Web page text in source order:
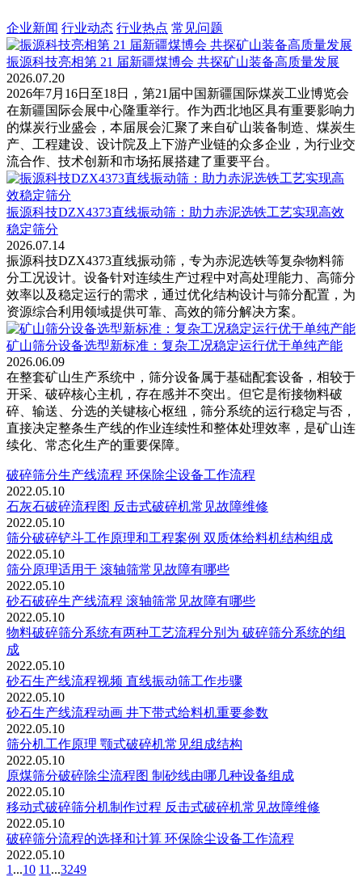
企业新闻 行业动态 行业热点 常见问题
振源科技亮相第 21 届新疆煤博会 共探矿山装备高质量发展
2026.07.20
2026年7月16日至18日，第21届中国新疆国际煤炭工业博览会
在新疆国际会展中心隆重举行。作为西北地区具有重要影响力
的煤炭行业盛会，本届展会汇聚了来自矿山装备制造、煤炭生
产、工程建设、设计院及上下游产业链的众多企业，为行业交
流合作、技术创新和市场拓展搭建了重要平台。
振源科技DZX4373直线振动筛：助力赤泥选铁工艺实现高效
稳定筛分
2026.07.14
振源科技DZX4373直线振动筛，专为赤泥选铁等复杂物料筛
分工况设计。设备针对连续生产过程中对高处理能力、高筛分
效率以及稳定运行的需求，通过优化结构设计与筛分配置，为
资源综合利用领域提供可靠、高效的筛分解决方案。
矿山筛分设备选型新标准：复杂工况稳定运行优于单纯产能
2026.06.09
在整套矿山生产系统中，筛分设备属于基础配套设备，相较于
开采、破碎核心主机，存在感并不突出。但它是衔接物料破
碎、输送、分选的关键核心枢纽，筛分系统的运行稳定与否，
直接决定整条生产线的作业连续性和整体处理效率，是矿山连
续化、常态化生产的重要保障。
破碎筛分生产线流程 环保除尘设备工作流程
2022.05.10
石灰石破碎流程图 反击式破碎机常见故障维修
2022.05.10
筛分破碎铲斗工作原理和工程案例 双质体给料机结构组成
2022.05.10
筛分原理适用于 滚轴筛常见故障有哪些
2022.05.10
砂石破碎生产线流程 滚轴筛常见故障有哪些
2022.05.10
物料破碎筛分系统有两种工艺流程分别为 破碎筛分系统的组
成
2022.05.10
砂石生产线流程视频 直线振动筛工作步骤
2022.05.10
砂石生产线流程动画 井下带式给料机重要参数
2022.05.10
筛分机工作原理 颚式破碎机常见组成结构
2022.05.10
原煤筛分破碎除尘流程图 制砂线由哪几种设备组成
2022.05.10
移动式破碎筛分机制作过程 反击式破碎机常见故障维修
2022.05.10
破碎筛分流程的选择和计算 环保除尘设备工作流程
2022.05.10
1 ...10 11 ...3249